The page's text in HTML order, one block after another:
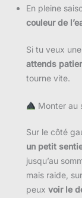
En pleine
couleur de
Si tu veux
attends
tourne vite.
Monter au
Sur le côté
un petit
jusqu’au
mais raide,
peux voir le